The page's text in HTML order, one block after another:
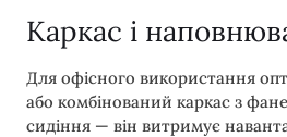
Каркас і
Для офісного використання
або комбінований каркас з
сидіння — він витримує